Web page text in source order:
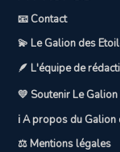
📧 Contact
💫 Le Galion des
🪶 L'équipe de
💛 Soutenir Le Galion
ℹ️ A propos du
⚖️ Mentions légales